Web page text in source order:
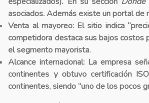
asociados. Además existe un portal de
Venta al mayoreo: El sitio indica
competidora destaca sus bajos costos
el segmento mayorista.
Alcance internacional: La empresa
continentes y obtuvo certificación
continentes, siendo “uno de los pocos